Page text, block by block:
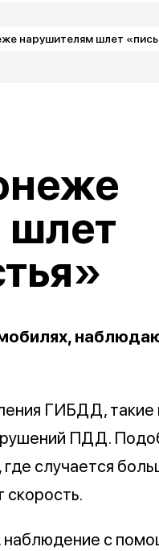
нарушителям шлет
шлет
ГИБДД, такие
ПДД.
случается
наблюдение с